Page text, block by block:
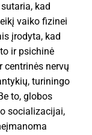
kad
vaiko fizinei
įrodyta, kad
ir psichinė
centrinės nervų
turiningo
to, globos
socializacijai,